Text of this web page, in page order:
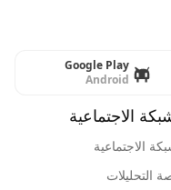
Google Play
Android
الاجتماعية
الاجتماعية
التحليلات